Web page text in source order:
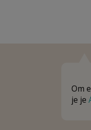
Om
je je